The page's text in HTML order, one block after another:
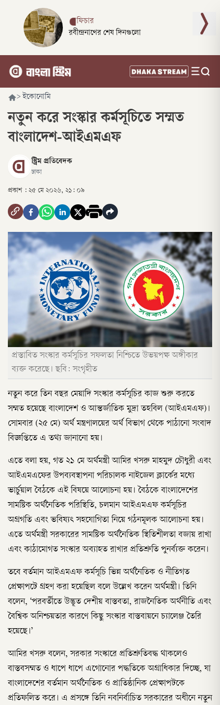
ফিচার
রবীন্দ্রনাথের শেষ দিনগুলো
> ইকোনোমি
নতুন করে সংস্কার কর্মসূচিতে সম্মত
বাংলাদেশ-আইএমএফ
স্ট্রিম প্রতিবেদক
ঢাকা
প্রকাশ : ২৫ মে ২০২৬, ২১: ০৯
প্রস্তাবিত সংস্কার কর্মসূচির সফলতা নিশ্চিতে উভয়পক্ষ অঙ্গীকার
ব্যক্ত করেছে। ছবি: সংগৃহীত
নতুন করে তিন বছর মেয়াদি সংস্কার কর্মসূচির কাজ শুরু করতে
সম্মত হয়েছে বাংলাদেশ ও আন্তর্জাতিক মুদ্রা তহবিল (আইএমএফ)।
সোমবার (২৫ মে) অর্থ মন্ত্রণালয়ের অর্থ বিভাগ থেকে পাঠানো সংবাদ
বিজ্ঞপ্তিতে এ তথ্য জানানো হয়।
এতে বলা হয়, গত ২১ মে অর্থমন্ত্রী আমির খসরু মাহমুদ চৌধুরী এবং
আইএমএফের উপব্যবস্থাপনা পরিচালক নাইজেল ক্লার্কের মধ্যে
ভার্চুয়াল বৈঠকে এই বিষয়ে আলোচনা হয়। বৈঠকে বাংলাদেশের
সামষ্টিক অর্থনৈতিক পরিস্থিতি, চলমান আইএমএফ কর্মসূচির
অগ্রগতি এবং ভবিষ্যৎ সহযোগিতা নিয়ে গঠনমূলক আলোচনা হয়।
এতে অর্থমন্ত্রী সরকারের সামষ্টিক অর্থনৈতিক স্থিতিশীলতা বজায় রাখা
এবং কাঠামোগত সংস্কার অব্যাহত রাখার প্রতিশ্রুতি পুনর্ব্যক্ত করেন।
তবে বর্তমান আইএমএফ কর্মসূচি ভিন্ন অর্থনৈতিক ও নীতিগত
প্রেক্ষাপটে গ্রহণ করা হয়েছিল বলে উল্লেখ করেন অর্থমন্ত্রী। তিনি
বলেন, ‘পরবর্তীতে উদ্ভূত দেশীয় বাস্তবতা, রাজনৈতিক অর্থনীতি এবং
বৈশ্বিক অনিশ্চয়তার কারণে কিছু সংস্কার বাস্তবায়নে চ্যালেঞ্জ তৈরি
হয়েছে।’
আমির খসরু বলেন, সরকার সংস্কারে প্রতিশ্রুতিবদ্ধ থাকলেও
বাস্তবসম্মত ও ধাপে ধাপে এগোনোর পদ্ধতিকে অগ্রাধিকার দিচ্ছে, যা
বাংলাদেশের বর্তমান অর্থনৈতিক ও প্রাতিষ্ঠানিক প্রেক্ষাপটকে
প্রতিফলিত করে। এ প্রসঙ্গে তিনি নবনির্বাচিত সরকারের অধীনে নতুন